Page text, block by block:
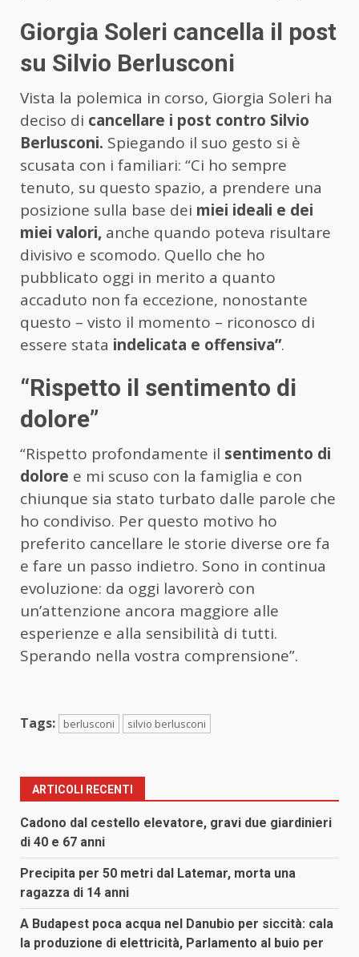
Giorgia Soleri cancella il post
su Silvio Berlusconi
Vista la polemica in corso, Giorgia Soleri ha
deciso di cancellare i post contro Silvio
Berlusconi. Spiegando il suo gesto si è
scusata con i familiari: “Ci ho sempre
tenuto, su questo spazio, a prendere una
posizione sulla base dei miei ideali e dei
miei valori, anche quando poteva risultare
divisivo e scomodo. Quello che ho
pubblicato oggi in merito a quanto
accaduto non fa eccezione, nonostante
questo – visto il momento – riconosco di
essere stata indelicata e offensiva”.
“Rispetto il sentimento di
dolore”
“Rispetto profondamente il sentimento di
dolore e mi scuso con la famiglia e con
chiunque sia stato turbato dalle parole che
ho condiviso. Per questo motivo ho
preferito cancellare le storie diverse ore fa
e fare un passo indietro. Sono in continua
evoluzione: da oggi lavorerò con
un’attenzione ancora maggiore alle
esperienze e alla sensibilità di tutti.
Sperando nella vostra comprensione”.
Tags: berlusconi silvio berlusconi
ARTICOLI RECENTI
Cadono dal cestello elevatore, gravi due giardinieri
di 40 e 67 anni
Precipita per 50 metri dal Latemar, morta una
ragazza di 14 anni
A Budapest poca acqua nel Danubio per siccità: cala
la produzione di elettricità, Parlamento al buio per